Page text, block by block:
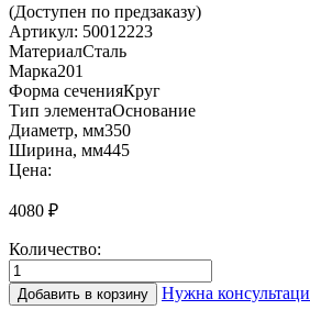
(Доступен по предзаказу)
Артикул: 50012223
МатериалСталь
Марка201
Форма сеченияКруг
Тип элементаОснование
Диаметр, мм350
Ширина, мм445
Цена:
4080 ₽
Количество:
Количество
товара
КПО
Добавить в корзину Нужна